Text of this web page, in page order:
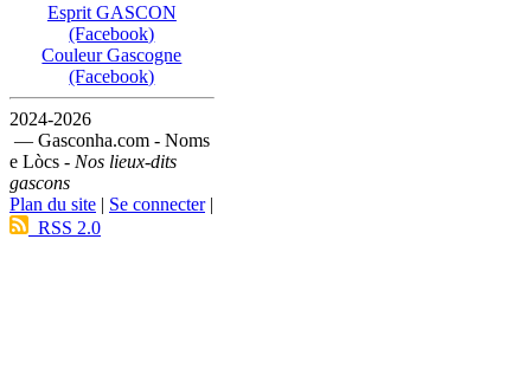
Esprit GASCON
(Facebook)
Couleur Gascogne
(Facebook)
2024-2026
— Gasconha.com - Noms
e Lòcs - Nos lieux-dits
gascons
Plan du site | Se connecter|
RSS 2.0